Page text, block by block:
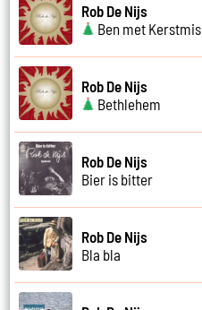
Rob De Nijs
Ben met Kerstmis
Rob De Nijs
Bethlehem
Rob De Nijs
Bier is bitter
Rob De Nijs
Bla bla